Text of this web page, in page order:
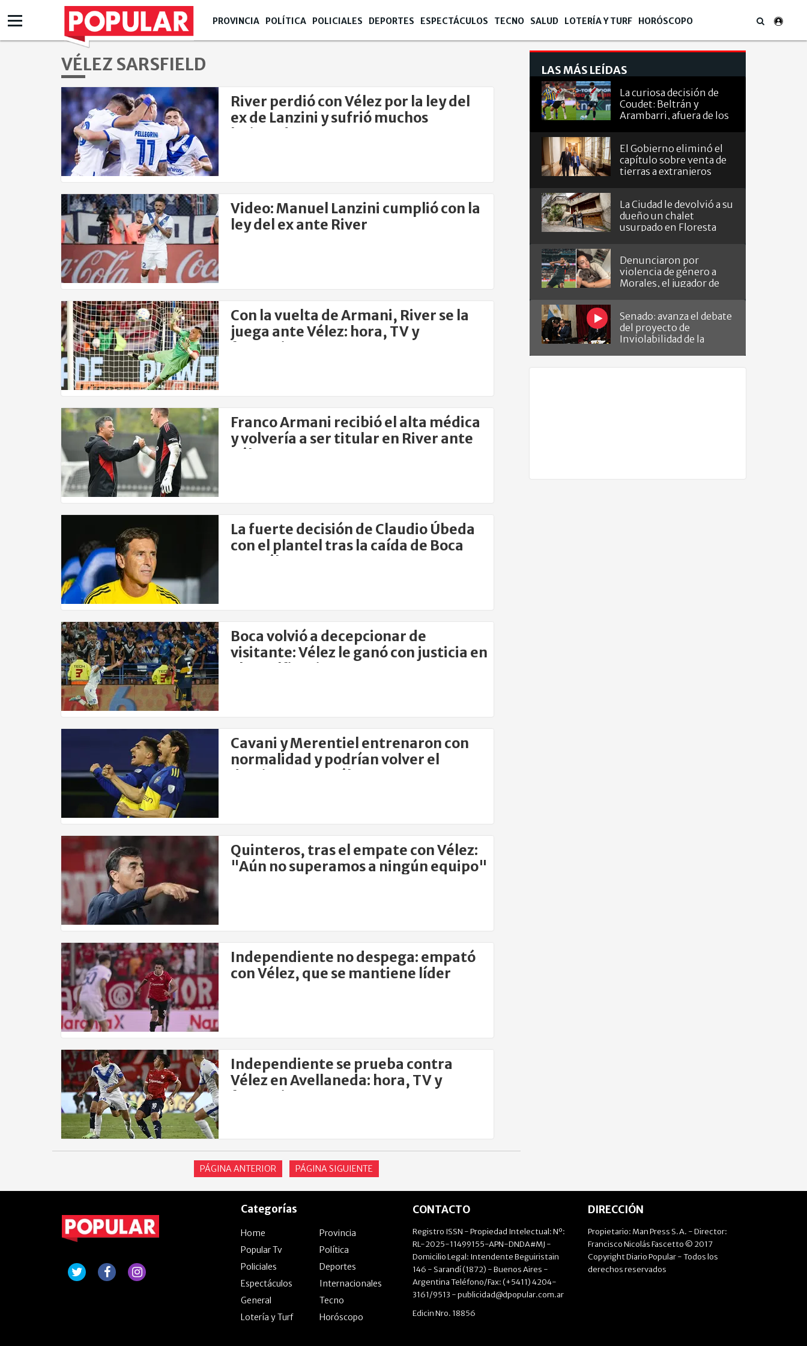
PROVINCIA POLÍTICA POLICIALES DEPORTES ESPECTÁCULOS TECNO SALUD LOTERÍA Y TURF HORÓSCOPO
VÉLEZ SARSFIELD
River perdió con Vélez por la ley del
ex de Lanzini y sufrió muchos
lesionados
Video: Manuel Lanzini cumplió con la
ley del ex ante River
Con la vuelta de Armani, River se la
juega ante Vélez: hora, TV y
formaciones
Franco Armani recibió el alta médica
y volvería a ser titular en River ante
Vélez
La fuerte decisión de Claudio Úbeda
con el plantel tras la caída de Boca
con Vélez
Boca volvió a decepcionar de
visitante: Vélez le ganó con justicia en
el Amalfitani
Cavani y Merentiel entrenaron con
normalidad y podrían volver el
domingo ante Vélez
Quinteros, tras el empate con Vélez:
"Aún no superamos a ningún equipo"
Independiente no despega: empató
con Vélez, que se mantiene líder
Independiente se prueba contra
Vélez en Avellaneda: hora, TV y
formaciones
PÁGINA ANTERIOR PÁGINA SIGUIENTE
LAS MÁS LEÍDAS
La curiosa decisión de
Coudet: Beltrán y
Arambarri, afuera de los
El Gobierno eliminó el
capítulo sobre venta de
tierras a extranjeros
La Ciudad le devolvió a su
dueño un chalet
usurpado en Floresta
Denunciaron por
violencia de género a
Morales, el jugador de
Senado: avanza el debate
del proyecto de
Inviolabilidad de la
Categorías
Home
Provincia
Popular Tv
Política
Policiales
Deportes
Espectáculos
Internacionales
General
Tecno
Lotería y Turf
Horóscopo
CONTACTO
Registro ISSN - Propiedad Intelectual: Nº:
RL-2025-11499155-APN-DNDA#MJ -
Domicilio Legal: Intendente Beguiristain
146 - Sarandí (1872) - Buenos Aires -
Argentina Teléfono/Fax: (+5411) 4204-
3161/9513 -publicidad@dpopular.com.ar
Edicin Nro. 18856
DIRECCIÓN
Propietario: Man Press S.A. - Director:
Francisco Nicolás Fascetto © 2017
Copyright Diario Popular - Todos los
derechos reservados